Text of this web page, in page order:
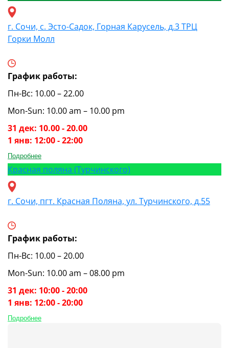
г. Сочи, с. Эсто-Садок, Горная Карусель, д.3 ТРЦ
Горки Молл
График работы:
Пн-Вс: 10.00 – 22.00
Mon-Sun: 10.00 am – 10.00 pm
31 дек: 10.00 - 20.00
1 янв: 12:00 - 22:00
Подробнее
Красная поляна (Турчинского)
г. Сочи, пгт. Красная Поляна, ул. Турчинского, д.55
График работы:
Пн-Вс: 10.00 – 20.00
Mon-Sun: 10.00 am – 08.00 pm
31 дек: 10:00 - 20:00
1 янв: 12:00 - 20:00
Подробнее